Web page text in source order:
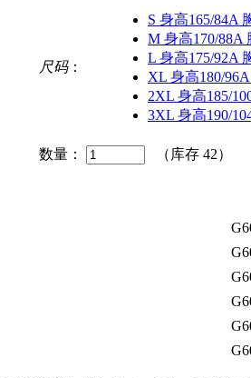
尺码：
S 身高165/84A
M 身高170/88A
L 身高175/92A
XL 身高180/
2XL 身高185/
3XL 身高190/
数量： （库存 42）